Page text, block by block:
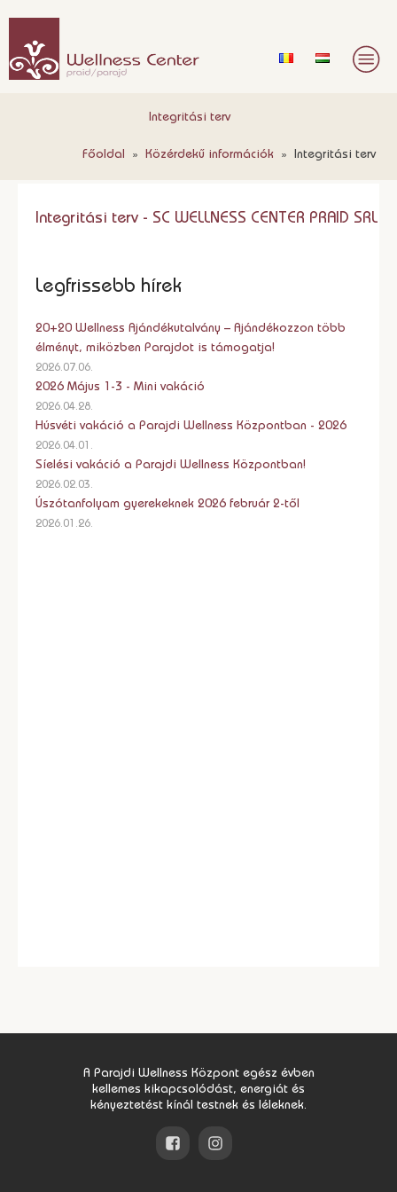
Integritási terv
Főoldal » Közérdekű információk » Integritási terv
Integritási terv - SC WELLNESS CENTER PRAID SRL
Legfrissebb hírek
20+20 Wellness Ajándékutalvány – Ajándékozzon több
élményt, miközben Parajdot is támogatja!
2026.07.06.
2026 Május 1-3 - Mini vakáció
2026.04.28.
Húsvéti vakáció a Parajdi Wellness Központban - 2026
2026.04.01.
Síelési vakáció a Parajdi Wellness Központban!
2026.02.03.
Úszótanfolyam gyerekeknek 2026 február 2-től
2026.01.26.
A Parajdi Wellness Központ egész évben
kellemes kikapcsolódást, energiát és
kényeztetést kínál testnek és léleknek.